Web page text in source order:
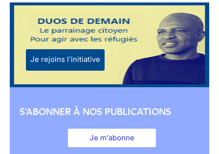
Je rejoins l'initiative
S'ABONNER À NOS PUBLICATIONS
Je m'abonne